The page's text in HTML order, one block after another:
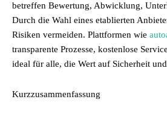
betreffen Bewertung, Abwicklung,
Durch die Wahl eines etablierten
Risiken vermeiden. Plattformen wie
transparente Prozesse, kostenlose
ideal für alle, die Wert auf Sicherheit
Kurzzusammenfassung